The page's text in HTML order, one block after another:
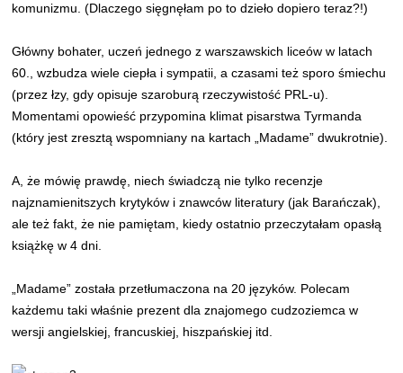
komunizmu. (Dlaczego sięgnęłam po to dzieło dopiero teraz?!)
Główny bohater, uczeń jednego z warszawskich liceów w latach
60., wzbudza wiele ciepła i sympatii, a czasami też sporo śmiechu
(przez łzy, gdy opisuje szaroburą rzeczywistość PRL-u).
Momentami opowieść przypomina klimat pisarstwa Tyrmanda
(który jest zresztą wspomniany na kartach „Madame” dwukrotnie).
A, że mówię prawdę, niech świadczą nie tylko recenzje
najznamienitszych krytyków i znawców literatury (jak Barańczak),
ale też fakt, że nie pamiętam, kiedy ostatnio przeczytałam opasłą
książkę w 4 dni.
„Madame” została przetłumaczona na 20 języków. Polecam
każdemu taki właśnie prezent dla znajomego cudzoziemca w
wersji angielskiej, francuskiej, hiszpańskiej itd.